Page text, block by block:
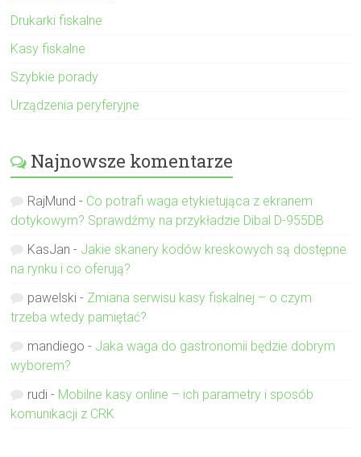
Drukarki fiskalne
Kasy fiskalne
Szybkie porady
Urządzenia peryferyjne
Najnowsze komentarze
RajMund - Co potrafi waga etykietująca z ekranem
dotykowym? Sprawdźmy na przykładzie Dibal D-955DB
KasJan - Jakie skanery kodów kreskowych są dostępne
na rynku i co oferują?
pawelski - Zmiana serwisu kasy fiskalnej – o czym
trzeba wtedy pamiętać?
mandiego - Jaka waga do gastronomii będzie dobrym
wyborem?
rudi - Mobilne kasy online – ich parametry i sposób
komunikacji z CRK